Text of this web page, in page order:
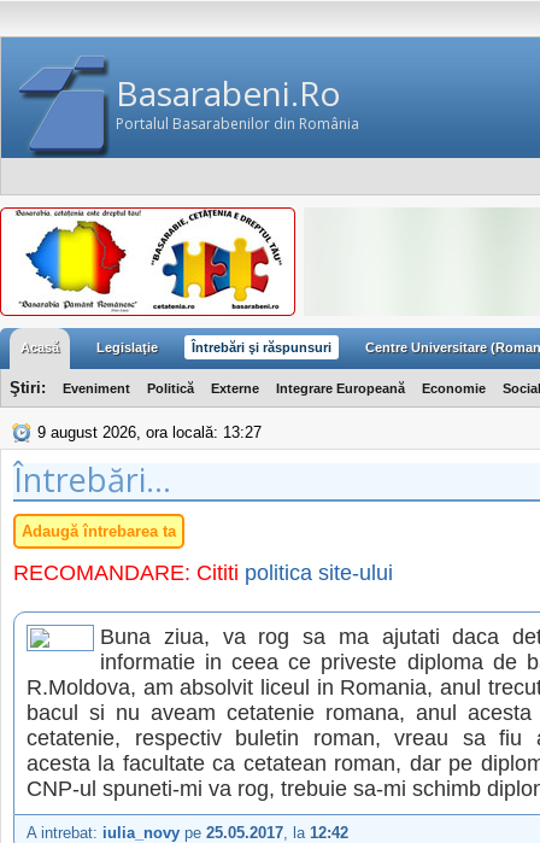
Basarabeni.Ro
Portalul Basarabenilor din România
Acasă Legislaţie Întrebări şi răspunsuri Centre Universitare
Ştiri: Eveniment Politică Externe Integrare Europeană Economie Social
9 august 2026, ora locală: 13:27
Întrebări...
Adaugă întrebarea ta
RECOMANDARE: Cititi politica site-ului
Buna ziua, va rog sa ma ajutati daca
informatie in ceea ce priveste diploma de
R.Moldova, am absolvit liceul in Romania, anul
bacul si nu aveam cetatenie romana, anul acesta
cetatenie, respectiv buletin roman, vreau sa fiu
acesta la facultate ca cetatean roman, dar pe
CNP-ul spuneti-mi va rog, trebuie sa-mi schimb
A intrebat: iulia_novy pe 25.05.2017, la 12:42